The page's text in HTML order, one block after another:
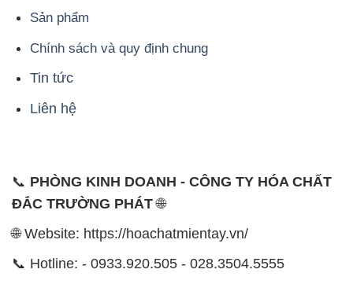
Sản phẩm
Chính sách và quy định chung
Tin tức
Liên hệ
📞 PHÒNG KINH DOANH - CÔNG TY HÓA CHẤT
ĐẮC TRƯỜNG PHÁT🌐
🌐 Website: https://hoachatmientay.vn/
📞 Hotline: - 0933.920.505 - 028.3504.5555